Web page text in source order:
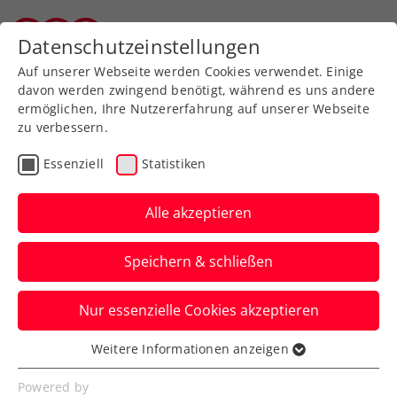
Zurück zur Newsübersicht
WTA
WTA Auckland: Grabher
erkämpft sich Auftaktsieg
Österreichs Spitzenspielerin darf sich nun
auf ein Gipfeltreffen mit Naomi Osaka
freuen.
Verfasst von: Manuel Wachta, 30.12.2024
Datenschutzeinstellungen
Auf unserer Webseite werden Cookies verwendet. Einige
davon werden zwingend benötigt, während es uns andere
ermöglichen, Ihre Nutzererfahrung auf unserer Webseite
zu verbessern.
Essenziell Statistiken
Alle akzeptieren
Speichern & schließen
Nur essenzielle Cookies akzeptieren
Essenziell
Essenzielle Cookies werden für grundlegende
Weitere Informationen anzeigen
Powered by